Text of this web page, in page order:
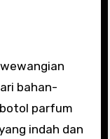
bahan-
parfum
indah dan